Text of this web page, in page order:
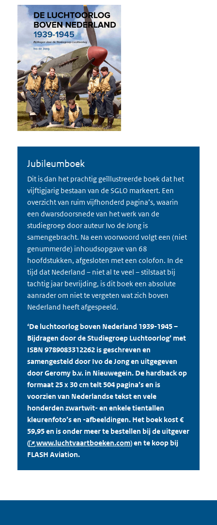
Jubileumboek
Dit is dan het prachtig geïllustreerde boek dat het
vijftigjarig bestaan van de SGLO markeert. Een
overzicht van ruim vijfhonderd pagina’s, waarin
een dwarsdoorsnede van het werk van de
studiegroep door auteur Ivo de Jong is
samengebracht. Na een voorwoord volgt een (niet
genummerde) inhoudsopgave van 68
hoofdstukken, afgesloten met een colofon. In de
tijd dat Nederland – niet al te veel – stilstaat bij
tachtig jaar bevrijding, is dit boek een absolute
aanrader om niet te vergeten wat zich boven
Nederland heeft afgespeeld.
‘De luchtoorlog boven Nederland 1939-1945 –
Bijdragen door de Studiegroep Luchtoorlog’ met
ISBN 9789083312262 is geschreven en
samengesteld door Ivo de Jong en uitgegeven
door Geromy b.v. in Nieuwegein. De hardbackop
formaat 25 x 30 cm telt 504 pagina’s en is
voorzien van Nederlandse tekst en vele
honderden zwartwit- en enkele tientallen
kleurenfoto’s en -afbeeldingen. Het boek kost €
59,95 en is onder meer te bestellen bij de uitgever
(
www.luchtvaartboeken.com) en te koop bij
FLASH Aviation.